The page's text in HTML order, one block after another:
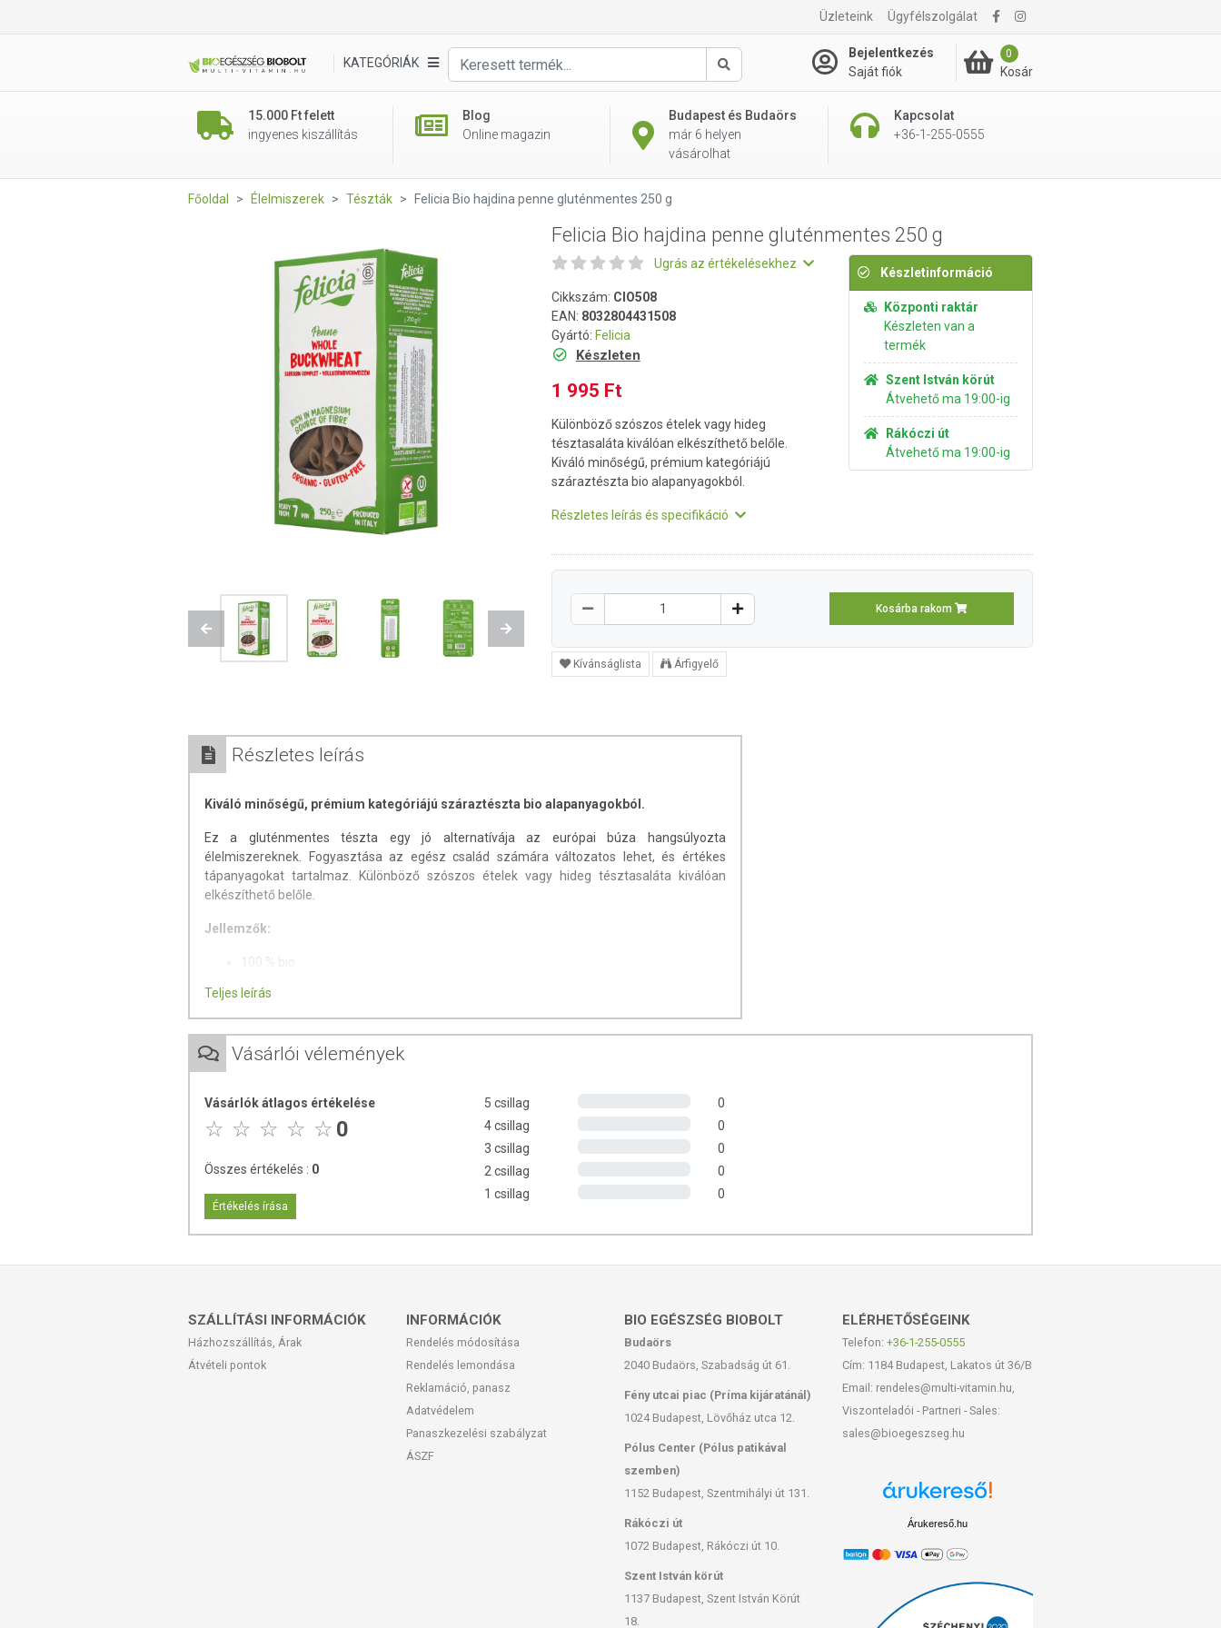
Üzleteink Ügyfélszolgálat
KATEGÓRIÁK
Keresés
Bejelentkezés
Saját fiók
0
Kosár
15.000 Ft felett
ingyenes kiszállítás
Blog
Online magazin
Budapest és Budaörs
már 6 helyen
vásárolhat
Kapcsolat
+36-1-255-0555
1 995 Ft Kosárba rakom
Főoldal Élelmiszerek Tészták Felicia Bio hajdina penne gluténmentes 250 g
Previous Next
Felicia Bio hajdina penne gluténmentes 250 g
Ugrás az értékelésekhez
Cikkszám: CIO508
EAN: 8032804431508
Gyártó: Felicia
Készleten
1 995 Ft
Különböző szószos ételek vagy hideg
tésztasaláta kiválóan elkészíthető belőle.
Kiváló minőségű, prémium kategóriájú
száraztészta bio alapanyagokból.
Részletes leírás és specifikáció
Készletinformáció
Központi raktár
Készleten van a
termék
Szent István körút
Átvehető ma 19:00-ig
Rákóczi út
Átvehető ma 19:00-ig
Kosárba rakom
Kívánságlista Árfigyelő
Részletes leírás
Kiváló minőségű, prémium kategóriájú száraztészta bio alapanyagokból.
Ez a gluténmentes tészta egy jó alternatívája az európai búza hangsúlyozta
élelmiszereknek. Fogyasztása az egész család számára változatos lehet, és értékes
tápanyagokat tartalmaz. Különböző szószos ételek vagy hideg tésztasaláta kiválóan
elkészíthető belőle.
Jellemzők:
100 % bio
EU bio-logo
Gluténmentes
Nem tartalmaz hozzáadott adalékanyagot
Gluténmentes termékeiket szakértelemmel és szenvedéllyel készítik, kiváló minőségű
köszönhető ez a különleges, 100%-ban bio, gluténmentes szortiment.
A hajdina zsírmentes, glutént nem tartalmaz, ellenben sok benne a
B1-, B2-, C-, és E-
vitamin
, gazdag fehérjeforrás, emellett cinket, rezet, mangán, magnéziumot és kalciumot
is tartalmaz. Jótékonyan hat a koleszterin-szintre és a vérnyomásra, magas
rosttartalmának köszönhetően az emésztést is támogatja.
OGYÉI notifikációs szám: K/201/2015.
Tárolás:Szobahőmérsékleten, fénytől-, nedvességtől védve
A termék nem helyettesíti a kiegyensúlyozott, vegyes étrendet és az egészséges életmódot! A
Betegség esetén használatát beszélje meg kezelőorvosával. Kisgyermektől elzárva tartandó!
Teljes leírás
Vásárlói vélemények
Vásárlók átlagos értékelése
0
Összes értékelés : 0
Értékelés írása
5 csillag
0
4 csillag
0
3 csillag
0
2 csillag
0
1 csillag
0
SZÁLLÍTÁSI INFORMÁCIÓK
Házhozszállítás, Árak
Átvételi pontok
INFORMÁCIÓK
Rendelés módosítása
Rendelés lemondása
Reklamáció, panasz
Adatvédelem
Panaszkezelési szabályzat
ÁSZF
BIO EGÉSZSÉG BIOBOLT
Budaörs
2040 Budaörs, Szabadság út 61.
Fény utcai piac (Príma kijáratánál)
1024 Budapest, Lövőház utca 12.
Pólus Center (Pólus patikával
szemben)
1152 Budapest, Szentmihályi út 131.
Rákóczi út
1072 Budapest, Rákóczi út 10.
Szent István körút
1137 Budapest, Szent István Körút
18.
ELÉRHETŐSÉGEINK
Telefon: +36-1-255-0555
Cím: 1184 Budapest, Lakatos út 36/B
Email: rendeles@multi-vitamin.hu,
Viszonteladói - Partneri - Sales:
sales@bioegeszseg.hu
Árukereső.hu